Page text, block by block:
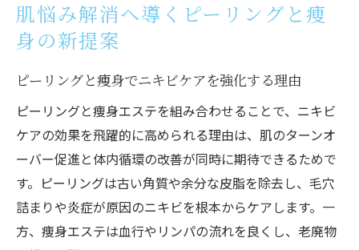
痩身エステとマッサージの通い放題活用術
エステサロンが提案するニキビケアの新常
識
ピーリング北海道札幌市で始めるニキビケ
ア体験談
セルライト除去と痩身を両立する通い放題
の魅力
ニキビ改善と美肌効果を高める痩身施術の
肌悩み解消へ導くピーリングと痩
身の新提案
ピーリングと痩身でニキビケアを強化する理由
ピーリングと痩身エステを組み合わせることで、ニキビ
ケアの効果を飛躍的に高められる理由は、肌のターンオ
ーバー促進と体内循環の改善が同時に期待できるためで
す。ピーリングは古い角質や余分な皮脂を除去し、毛穴
詰まりや炎症が原因のニキビを根本からケアします。一
方、痩身エステは血行やリンパの流れを良くし、老廃物